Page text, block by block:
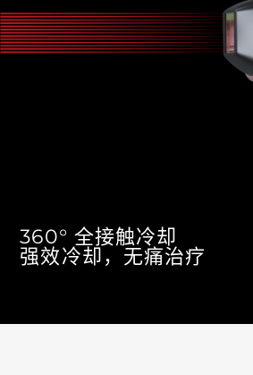
360° 全接触冷却
强效冷却，无痛治疗